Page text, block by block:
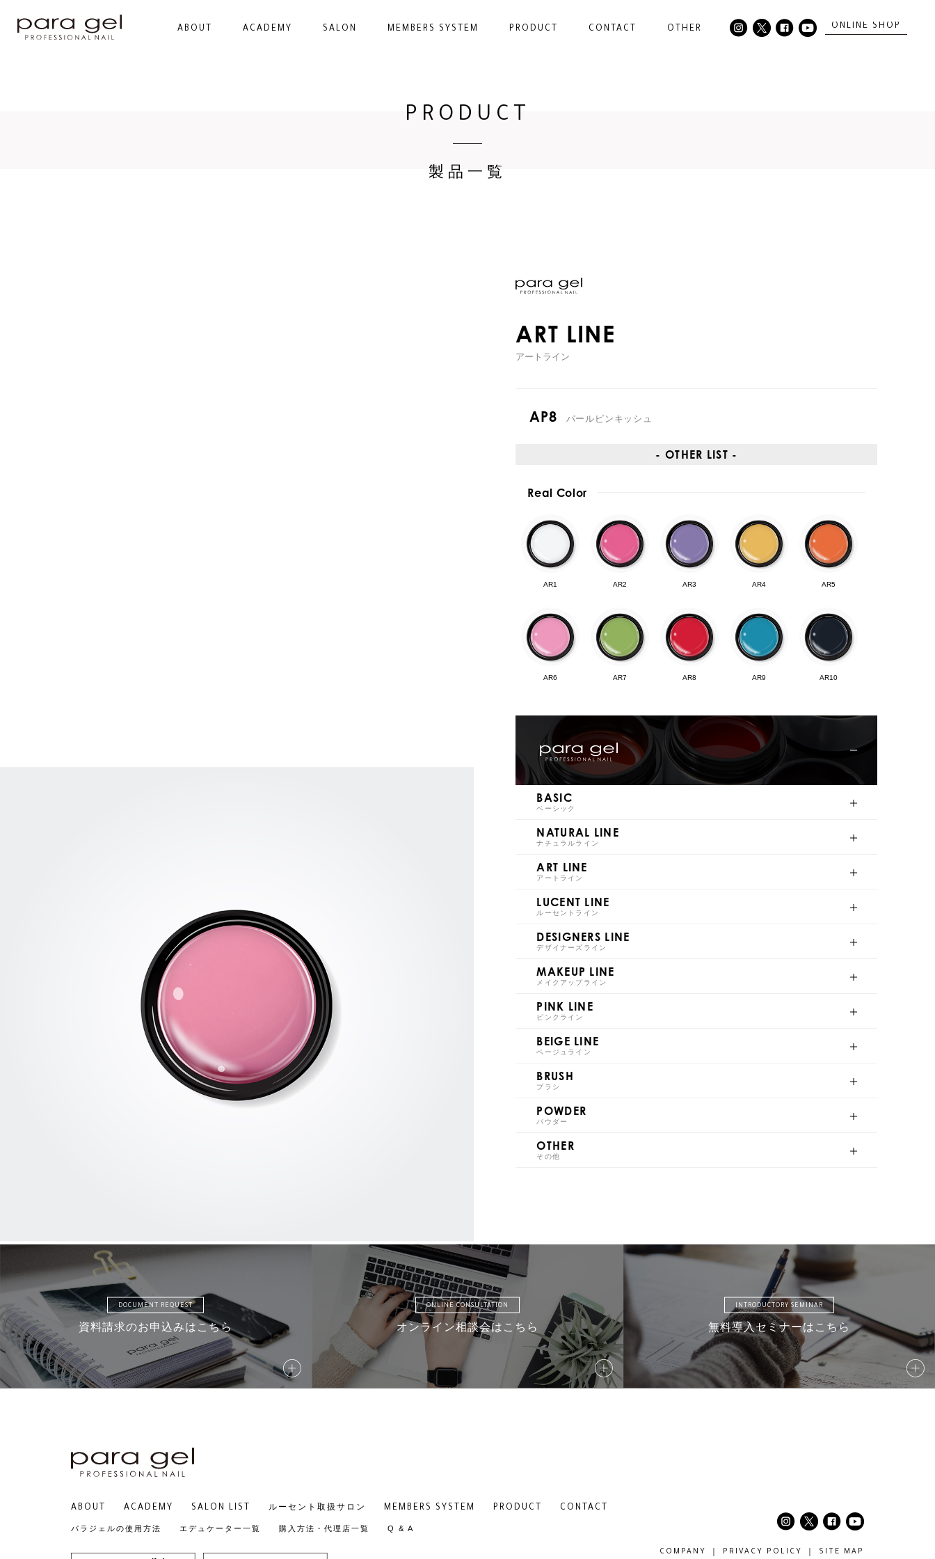
ONLINE SHOP
ABOUT ACADEMY SALON MEMBERS SYSTEM PRODUCT CONTACT OTHER
PRODUCT
製品一覧
ART LINE
アートライン
AP8 パールピンキッシュ
- OTHER LIST -
Real Color
AR1 AR2 AR3 AR4 AR5
AR6 AR7 AR8 AR9 AR10
AR11 AR12 AR13
AR16
Milky Color
AM1
AMD15
AMD16 AMD17 AM18 AMD19 AMD20
BASIC
ベーシック
NATURAL LINE
ナチュラルライン
ART LINE
アートライン
LUCENT LINE
ルーセントライン
DESIGNERS LINE
デザイナーズライン
MAKEUP LINE
メイクアップライン
PINK LINE
ピンクライン
BEIGE LINE
ベージュライン
BRUSH
ブラシ
POWDER
パウダー
OTHER
その他
DOCUMENT REQUEST
資料請求のお申込みはこちら
ONLINE CONSULTATION
オンライン相談会はこちら
INTRODUCTORY SEMINAR
無料導入セミナーはこちら
ABOUT ACADEMY SALON LIST ルーセント取扱サロン MEMBERS SYSTEM PRODUCT CONTACT
パラジェルの使用方法 エデュケーター一覧 購入方法・代理店一覧 Q & A
COMPANY PRIVACY POLICY SITE MAP